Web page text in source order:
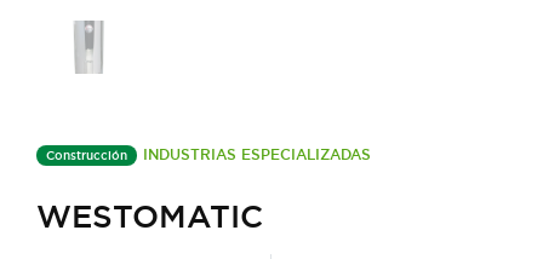
Construcción INDUSTRIAS ESPECIALIZADAS
WESTOMATIC